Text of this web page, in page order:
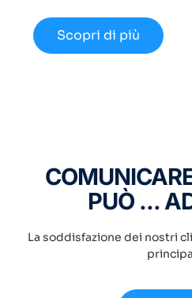
Scopri di più
PUÒ ...
La soddisfazione dei nostri